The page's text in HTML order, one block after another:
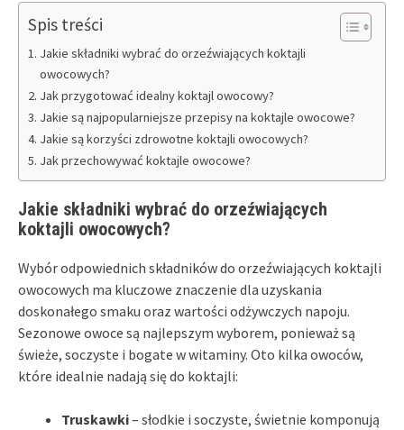
Spis treści
Jakie składniki wybrać do orzeźwiających koktajli
owocowych?
Jak przygotować idealny koktajl owocowy?
Jakie są najpopularniejsze przepisy na koktajle owocowe?
Jakie są korzyści zdrowotne koktajli owocowych?
Jak przechowywać koktajle owocowe?
Jakie składniki wybrać do orzeźwiających
koktajli owocowych?
Wybór odpowiednich składników do orzeźwiających koktajli
owocowych ma kluczowe znaczenie dla uzyskania
doskonałego smaku oraz wartości odżywczych napoju.
Sezonowe owoce są najlepszym wyborem, ponieważ są
świeże, soczyste i bogate w witaminy. Oto kilka owoców,
które idealnie nadają się do koktajli:
Truskawki– słodkie i soczyste, świetnie komponują